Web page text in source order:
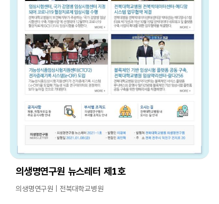
의생명연구원 뉴스레터 제1호
의생명연구원 | 전북대학교병원